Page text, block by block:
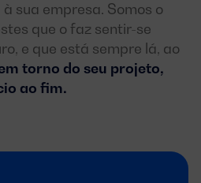
sua empresa. Somos o
que o faz sentir-se
e que está sempre lá, ao
torno do seu projeto,
ao fim.